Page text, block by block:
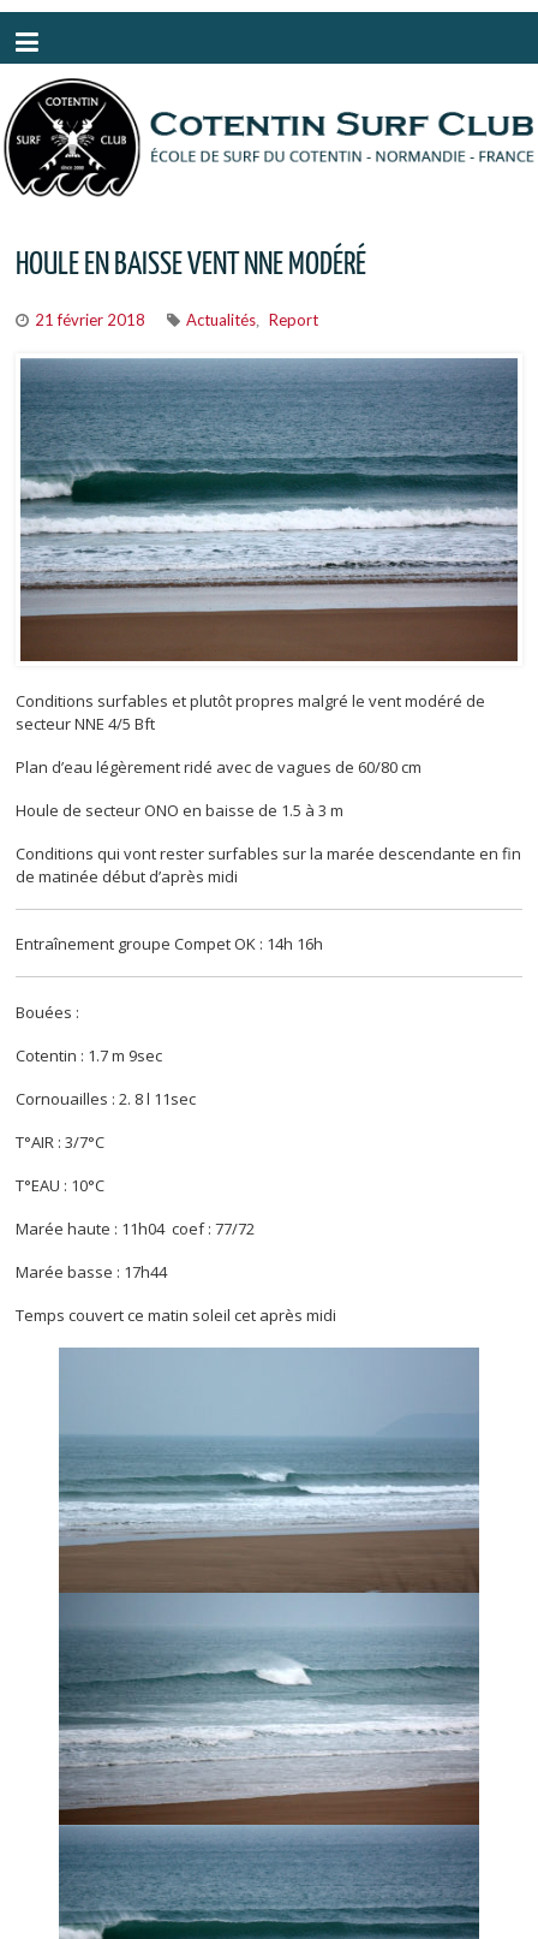
HOULE EN BAISSE VENT NNE MODÉRÉ
21 février 2018 Actualités Report
Conditions surfables et plutôt propres malgré le vent modéré de
secteur NNE 4/5 Bft
Plan d’eau légèrement ridé avec de vagues de 60/80 cm
Houle de secteur ONO en baisse de 1.5 à 3 m
Conditions qui vont rester surfables sur la marée descendante en fin
de matinée début d’après midi
Entraînement groupe Compet OK : 14h 16h
Bouées :
Cotentin : 1.7 m 9sec
Cornouailles : 2. 8 l 11sec
T°AIR : 3/7°C
T°EAU : 10°C
Marée haute : 11h04 coef : 77/72
Marée basse : 17h44
Temps couvert ce matin soleil cet après midi
Panneau de gestion des cookies